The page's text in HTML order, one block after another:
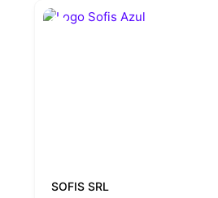
SOFIS SRL